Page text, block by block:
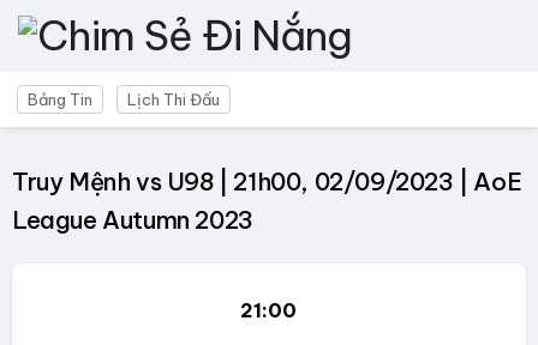
Bảng Tin Lịch Thi Đấu
Truy Mệnh vs U98 | 21h00, 02/09/2023 | AoE
League Autumn 2023
21:00